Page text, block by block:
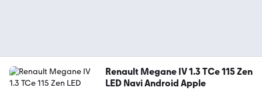
Renault Megane IV 1.3 TCe 115 Zen
LED Navi Android Apple